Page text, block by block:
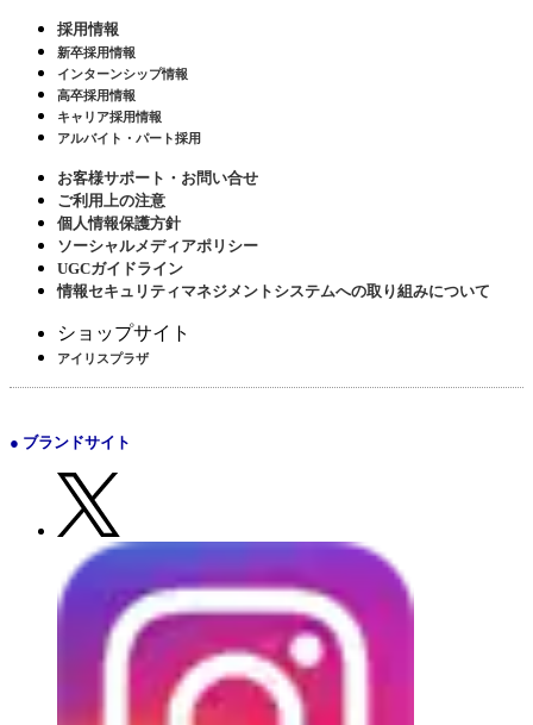
採用情報
新卒採用情報
インターンシップ情報
高卒採用情報
キャリア採用情報
アルバイト・パート採用
お客様サポート・お問い合せ
ご利用上の注意
個人情報保護方針
ソーシャルメディアポリシー
UGCガイドライン
情報セキュリティマネジメントシステムへの取り組みについて
ショップサイト
アイリスプラザ
● ブランドサイト